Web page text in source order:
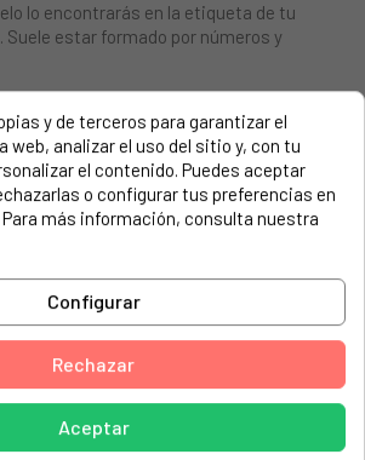
lo encontrarás en la etiqueta de tu
estar formado por números y
INFERIOR PARA LAVAVAJILLAS
ETC.. 481010604517, C00319480
WW 53/1 SC
ADL 880/1
1
ADB 500 EAN
ADB 500 EAN
ADB 500 EAN
y de terceros para garantizar el
web, analizar el uso del sitio y, con tu
el contenido. Puedes aceptar
o configurar tus preferencias en
más información, consulta nuestra
Configurar
Rechazar
Aceptar